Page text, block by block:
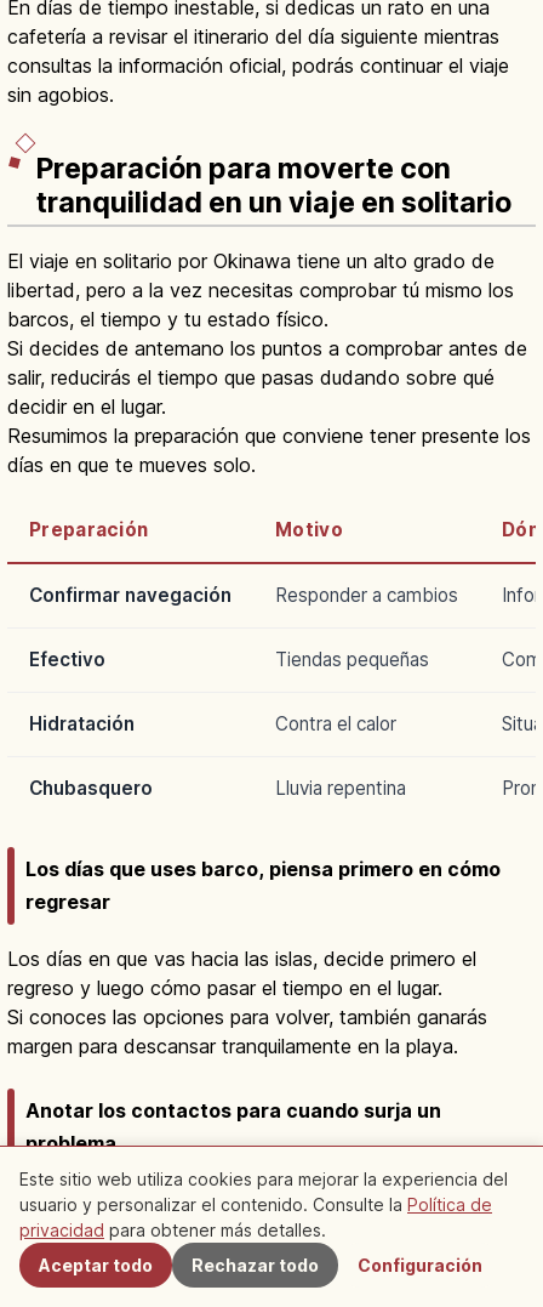
En días de tiempo inestable, si dedicas un rato en una
cafetería a revisar el itinerario del día siguiente mientras
consultas la información oficial, podrás continuar el viaje
sin agobios.
Preparación para moverte con
tranquilidad en un viaje en solitario
El viaje en solitario por Okinawa tiene un alto grado de
libertad, pero a la vez necesitas comprobar tú mismo los
barcos, el tiempo y tu estado físico.
Si decides de antemano los puntos a comprobar antes de
salir, reducirás el tiempo que pasas dudando sobre qué
decidir en el lugar.
Resumimos la preparación que conviene tener presente los
días en que te mueves solo.
Preparación Motivo
Confirmar navegación Responder a cambios
Efectivo Tiendas pequeñas
Hidratación Contra el calor
Chubasquero Lluvia repentina
Los días que uses barco, piensa primero en cómo
regresar
Los días en que vas hacia las islas, decide primero el
regreso y luego cómo pasar el tiempo en el lugar.
Si conoces las opciones para volver, también ganarás
margen para descansar tranquilamente en la playa.
Anotar los contactos para cuando surja un
problema
Para emergencias en el mar, en Japón se indica el número
de teléfono de emergencia "118", que conecta con la
Guardia Costera de Japón.
Quienes viajan desde el extranjero viajarán con tranquilidad
Cercanos
Este sitio web utiliza cookies para mejorar la experiencia del
usuario y personalizar el contenido. Consulte la Política de
privacidad para obtener más detalles.
Aceptar todo
Rechazar todo Configuración